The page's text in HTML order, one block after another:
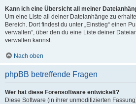
Kann ich eine Übersicht all meiner
Um eine Liste all deiner Dateianhänge zu
Bereich. Dort findest du unter „Einstieg“ einen
verwalten“, über den du eine Liste deiner
verwalten kannst.
Nach oben
phpBB betreffende Fragen
Wer hat diese Forensoftware entwickelt?
Diese Software (in ihrer unmodifizierten